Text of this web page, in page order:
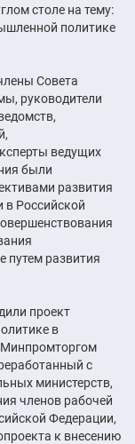
столе на тему:
политике
Совета
руководители
ведущих
были
развития
в Российской
путем развития
проект
в
Минпромторгом
с
министерств,
членов рабочей
Федерации,
к внесению